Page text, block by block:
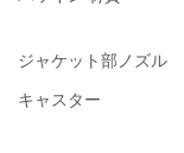
ジャケット部ノズル
キャスター